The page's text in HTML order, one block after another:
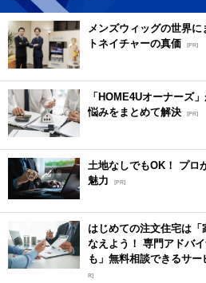
メンズウィッグの世界
トネイチャーの真価 [PR]
「HOME4Uオーナーズ
悩みをまとめて解決 [PR]
土地なしでもOK！ プロ
魅力
[PR]
はじめての注文住宅は
なえよう！ 専門アドバ
も」無料相談できるサ
R]